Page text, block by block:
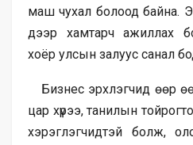
маш чухал болоод байна.
дээр хамтарч ажиллах
хоёр улсын залуус санал
Бизнес эрхлэгчид өөр
цар хүрээ, танилын
хэрэглэгчидтэй болж,